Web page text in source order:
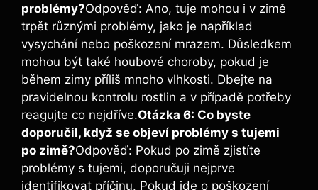
problémy?Odpověď: Ano, tuje mohou i v zimě
trpět různými problémy, jako je například
vysychání nebo poškození mrazem. Důsledkem
mohou být také houbové choroby, pokud je
během zimy příliš mnoho vlhkosti. Dbejte na
pravidelnou kontrolu rostlin a v případě potřeby
reagujte co nejdříve.Otázka 6: Co byste
doporučil, když se objeví problémy s tujemi
po zimě?Odpověď: Pokud po zimě zjistíte
problémy s tujemi, doporučuji nejprve
identifikovat příčinu. Pokud jde o poškození